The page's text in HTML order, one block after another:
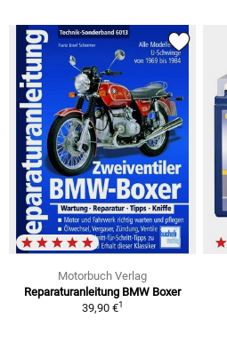
Motorbuch Verlag
Reparaturanleitung BMW Boxer
39,90 €1